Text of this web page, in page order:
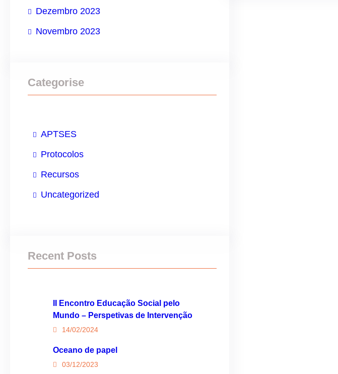
Dezembro 2023
Novembro 2023
Categorise
APTSES
Protocolos
Recursos
Uncategorized
Recent Posts
II Encontro Educação Social pelo
Mundo – Perspetivas de Intervenção
14/02/2024
Oceano de papel
03/12/2023